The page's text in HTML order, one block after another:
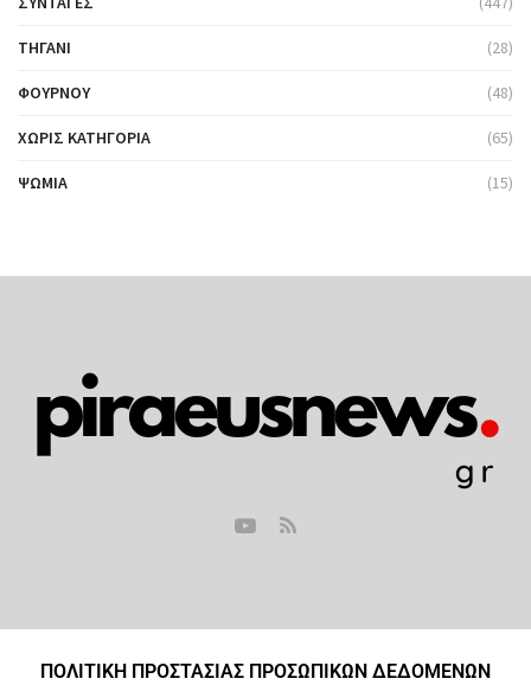
ΤΗΓΆΝΙ (28)
ΦΟΎΡΝΟΥ (48)
ΧΩΡΊΣ ΚΑΤΗΓΟΡΊΑ (65)
ΨΩΜΙΆ (15)
ΠΟΛΙΤΙΚΗ ΠΡΟΣΤΑΣΙΑΣ ΠΡΟΣΩΠΙΚΩΝ ΔΕΔΟΜΕΝΩΝ